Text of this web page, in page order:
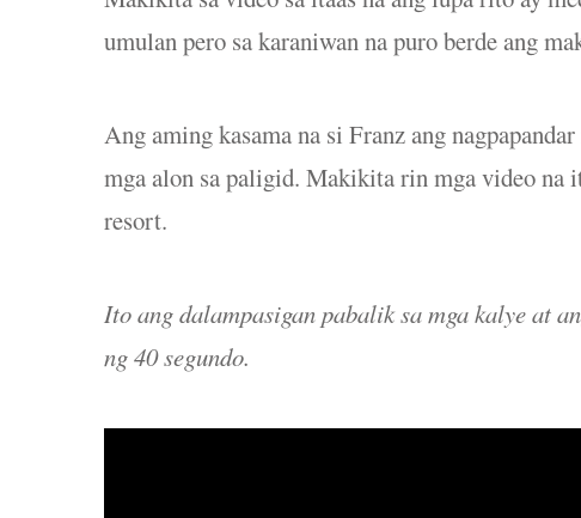
umulan pero sa karaniwan na puro berde ang
Ang aming kasama na si Franz ang
mga alon sa paligid. Makikita rin mga video na
resort.
Ito ang dalampasigan pabalik sa mga kalye at
ng 40 segundo.